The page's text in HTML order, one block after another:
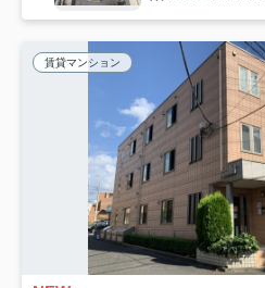
賃貸マンション